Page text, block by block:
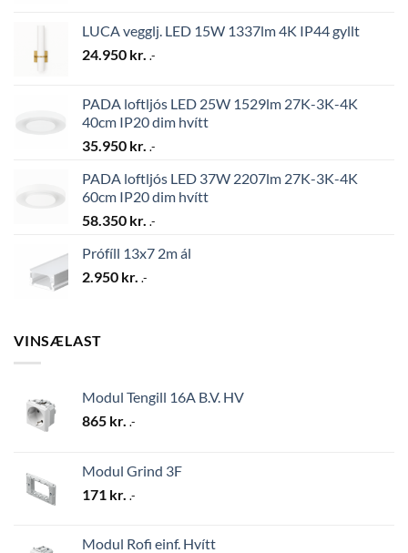
LUCA vegglj. LED 15W 1337lm 4K IP44 gyllt
24.950 kr. .-
PADA loftljós LED 25W 1529lm 27K-3K-4K
40cm IP20 dim hvítt
35.950 kr. .-
PADA loftljós LED 37W 2207lm 27K-3K-4K
60cm IP20 dim hvítt
58.350 kr. .-
Prófíll 13x7 2m ál
2.950 kr. .-
VINSÆLAST
Modul Tengill 16A B.V. HV
865 kr. .-
Modul Grind 3F
171 kr. .-
Modul Rofi einf. Hvítt